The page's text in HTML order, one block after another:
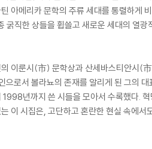
아메리카 문학의 주류 세대를 통렬하게
굵직한 상들을 휩쓸고 새로운 세대의 열광
의 이룬시(市) 문학상과 산세바스티안시(
로서 볼라뇨의 존재를 알리게 된 그의 대
년까지 쓴 시들을 모아서 수록했다. 혁
이 시집은, 고단하고 혼란한 현실 속에서